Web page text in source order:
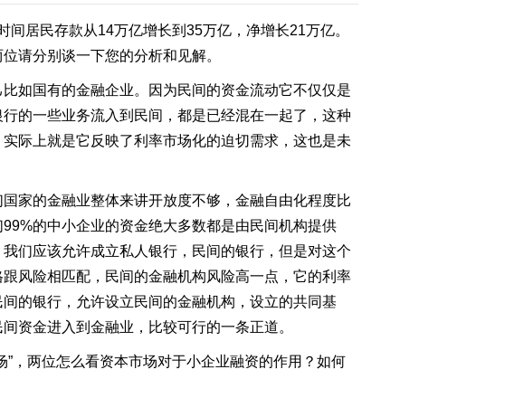
居民存款从14万亿增长到35万亿，净增长21万亿。
请分别谈一下您的分析和见解。
如国有的金融企业。因为民间的资金流动它不仅仅是
的一些业务流入到民间，都是已经混在一起了，这种
际上就是它反映了利率市场化的迫切需求，这也是未
家的金融业整体来讲开放度不够，金融自由化程度比
的中小企业的资金绝大多数都是由民间机构提供
们应该允许成立私人银行，民间的银行，但是对这个
风险相匹配，民间的金融机构风险高一点，它的利率
的银行，允许设立民间的金融机构，设立的共同基
资金进入到金融业，比较可行的一条正道。
，两位怎么看资本市场对于小企业融资的作用？如何